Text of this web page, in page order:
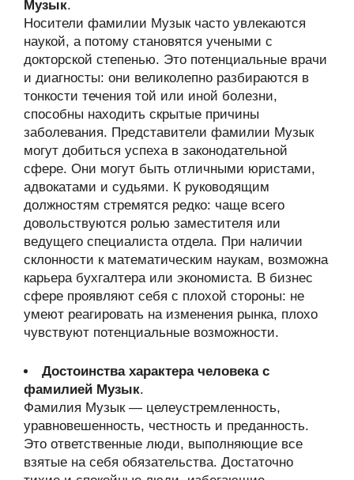
Музык.
Носители фамилии Музык часто увлекаются
наукой, а потому становятся учеными с
докторской степенью. Это потенциальные врачи
и диагносты: они великолепно разбираются в
тонкости течения той или иной болезни,
способны находить скрытые причины
заболевания. Представители фамилии Музык
могут добиться успеха в законодательной
сфере. Они могут быть отличными юристами,
адвокатами и судьями. К руководящим
должностям стремятся редко: чаще всего
довольствуются ролью заместителя или
ведущего специалиста отдела. При наличии
склонности к математическим наукам, возможна
карьера бухгалтера или экономиста. В бизнес
сфере проявляют себя с плохой стороны: не
умеют реагировать на изменения рынка, плохо
чувствуют потенциальные возможности.
Достоинства характера человека с
фамилией Музык.
Фамилия Музык — целеустремленность,
уравновешенность, честность и преданность.
Это ответственные люди, выполняющие все
взятые на себя обязательства. Достаточно